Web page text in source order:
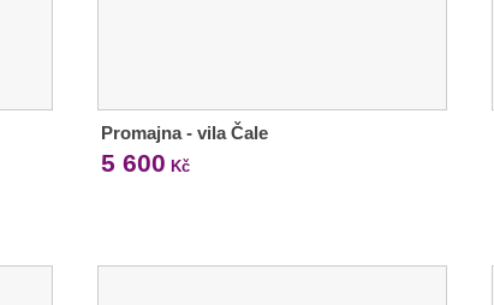
Promajna - vila Čale
5 600 Kč